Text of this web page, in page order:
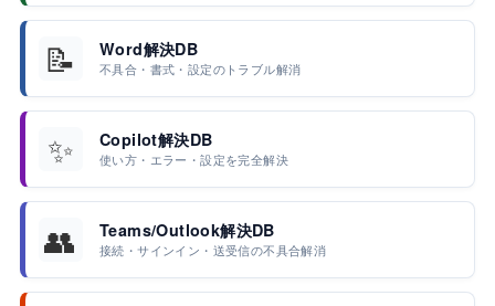
📝 Word解決DB
不具合・書式・設定のトラブル解消
✨ Copilot解決DB
使い方・エラー・設定を完全解決
👥 Teams/Outlook解決DB
接続・サインイン・送受信の不具合解消